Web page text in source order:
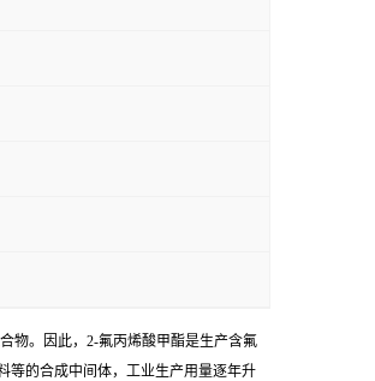
物。因此，2-氟丙烯酸甲酯是生产含氟
等的合成中间体，工业生产用量逐年升